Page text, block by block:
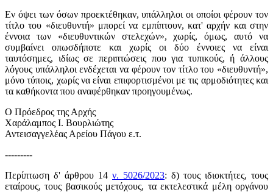
Εν όψει των όσων προεκτέθηκαν, υπάλληλοι οι οποίοι φέρουν τον
τίτλο του «διευθυντή» μπορεί να εμπίπτουν, κατ' αρχήν και στην
έννοια των «διευθυντικών στελεχών», χωρίς, όμως, αυτό να
συμβαίνει οπωσδήποτε και χωρίς οι δύο έννοιες να είναι
ταυτόσημες, ιδίως σε περιπτώσεις που για τυπικούς, ή άλλους
λόγους υπάλληλοι ενδέχεται να φέρουν τον τίτλο του «διευθυντή»,
μόνο τύποις, χωρίς να είναι επιφορτισμένοι με τις αρμοδιότητες και
τα καθήκοντα που αναφέρθηκαν προηγουμένως.
Ο Πρόεδρος της Αρχής
Χαράλαμπος Ι. Βουρλιώτης
Αντεισαγγελέας Αρείου Πάγου ε.τ.
---------
Περίπτωση δ' άρθρου 14 ν. 5026/2023: δ) τους ιδιοκτήτες, τους
εταίρους, τους βασικούς μετόχους, τα εκτελεστικά μέλη οργάνου